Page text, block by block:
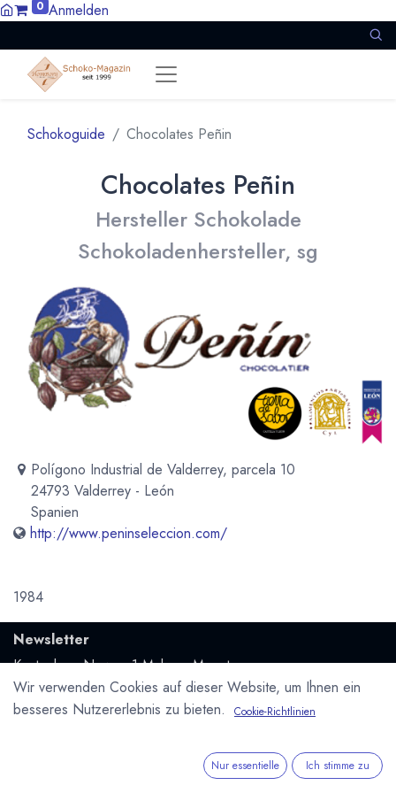
0 Anmelden
Schokoguide Chocolates Peñin
Chocolates Peñin
Hersteller Schokolade
Schokoladenhersteller, sg
Polígono Industrial de Valderrey, parcela 10
24793 Valderrey - León
Spanien
http://www.peninseleccion.com/
1984
Newsletter
Kostenlose News - 1 Mal pro Monat:
Abonnieren
Wir verwenden Cookies auf dieser Website, um Ihnen ein
besseres Nutzererlebnis zu bieten.
Cookie-Richtlinien
Nur essentielle Ich stimme zu